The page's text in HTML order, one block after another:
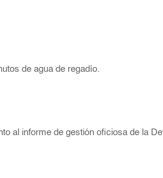
de agua de regadío.
al informe de gestión oficiosa de la